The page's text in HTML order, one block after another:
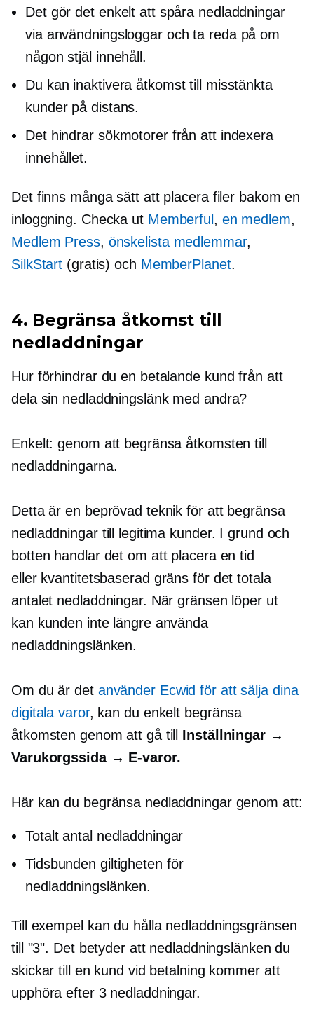
Det gör det enkelt att spåra nedladdningar
via användningsloggar och ta reda på om
någon stjäl innehåll.
Du kan inaktivera åtkomst till misstänkta
kunder på distans.
Det hindrar sökmotorer från att indexera
innehållet.
Det finns många sätt att placera filer bakom en
inloggning. Checka ut Memberful, en medlem,
Medlem Press, önskelista medlemmar,
SilkStart (gratis) och MemberPlanet.
4. Begränsa åtkomst till
nedladdningar
Hur förhindrar du en betalande kund från att
dela sin nedladdningslänk med andra?
Enkelt: genom att begränsa åtkomsten till
nedladdningarna.
Detta är en beprövad teknik för att begränsa
nedladdningar till legitima kunder. I grund och
botten handlar det om att placera en tid
eller kvantitetsbaserad gräns för det totala
antalet nedladdningar. När gränsen löper ut
kan kunden inte längre använda
nedladdningslänken.
Om du är det använder Ecwid för att sälja dina
digitala varor, kan du enkelt begränsa
åtkomsten genom att gå till Inställningar →
Varukorgssida → E-varor.
Här kan du begränsa nedladdningar genom att:
Totalt antal nedladdningar
Tidsbunden giltigheten för
nedladdningslänken.
Till exempel kan du hålla nedladdningsgränsen
till "3". Det betyder att nedladdningslänken du
skickar till en kund vid betalning kommer att
upphöra efter 3 nedladdningar.